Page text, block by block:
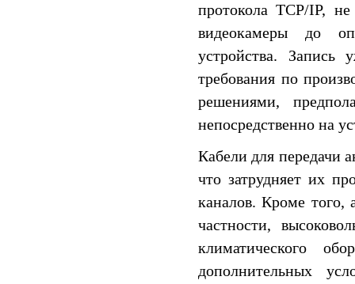
протокола TCP/IP,
видеокамеры до
устройства. Запись
требования по
решениями,
непосредственно на
Кабели для передачи
что затрудняет их
каналов. Кроме того,
частности,
климатического
дополнительных